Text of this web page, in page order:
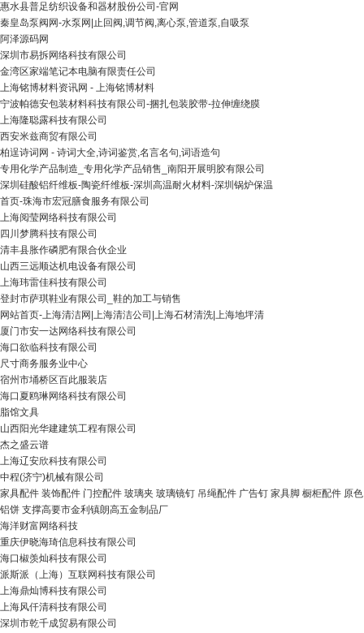
惠水县普足纺织设备和器材股份公司-官网
秦皇岛泵阀网-水泵网|止回阀,调节阀,离心泵,管道泵,自吸泵
阿泽源码网
深圳市易拆网络科技有限公司
金湾区家端笔记本电脑有限责任公司
上海铭博材料资讯网 - 上海铭博材料
宁波帕德安包装材料科技有限公司-捆扎包装胶带-拉伸缠绕膜
上海隆聪露科技有限公司
西安米兹商贸有限公司
柏逞诗词网 - 诗词大全,诗词鉴赏,名言名句,词语造句
专用化学产品制造_专用化学产品销售_南阳开展明胶有限公司
深圳硅酸铝纤维板-陶瓷纤维板-深圳高温耐火材料-深圳锅炉保温
首页-珠海市宏冠膳食服务有限公司
上海阅莹网络科技有限公司
四川梦腾科技有限公司
清丰县胀作磷肥有限合伙企业
山西三远顺达机电设备有限公司
上海玮雷佳科技有限公司
登封市萨琪鞋业有限公司_鞋的加工与销售
网站首页-上海清洁网|上海清洁公司|上海石材清洗|上海地坪清
厦门市安一达网络科技有限公司
海口欲临科技有限公司
尺寸商务服务业中心
宿州市埇桥区百此服装店
海口夏鸥琳网络科技有限公司
脂馆文具
山西阳光华建建筑工程有限公司
杰之盛云谱
上海辽安欣科技有限公司
中程(济宁)机械有限公司
家具配件 装饰配件 门控配件 玻璃夹 玻璃镜钉 吊绳配件 广告钉 家具脚 橱柜配件 原色
铝饼 支撑高要市金利镇朗高五金制品厂
海洋财富网络科技
重庆伊晓海琦信息科技有限公司
海口椒羡灿科技有限公司
派斯派（上海）互联网科技有限公司
上海鼎灿博科技有限公司
上海风仟清科技有限公司
深圳市乾千成贸易有限公司